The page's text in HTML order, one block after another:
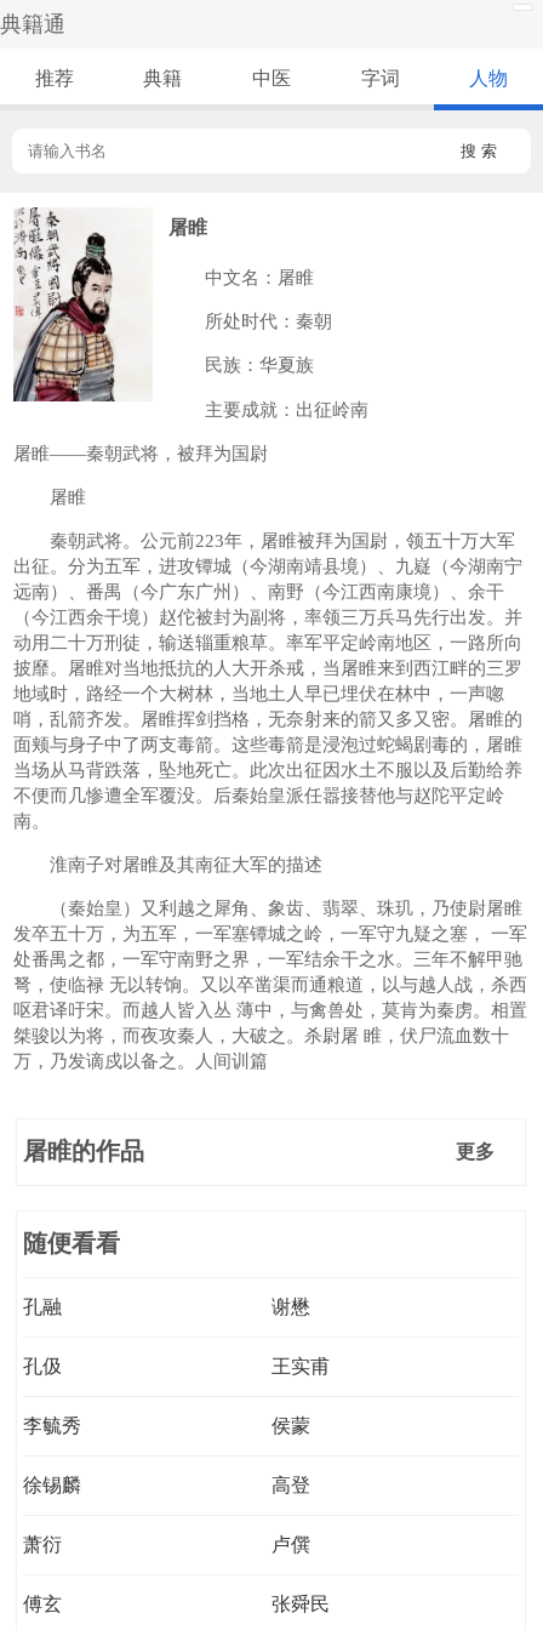
典籍通
推荐 典籍 中医 字词 人物
搜 索
屠睢
中文名：屠睢
所处时代：秦朝
民族：华夏族
主要成就：出征岭南
屠睢——秦朝武将，被拜为国尉
屠睢
秦朝武将。公元前223年，屠睢被拜为国尉，领五十万大军
出征。分为五军，进攻镡城（今湖南靖县境）、九嶷（今湖南宁
远南）、番禺（今广东广州）、南野（今江西南康境）、余干
（今江西余干境）赵佗被封为副将，率领三万兵马先行出发。并
动用二十万刑徒，输送辎重粮草。率军平定岭南地区，一路所向
披靡。屠睢对当地抵抗的人大开杀戒，当屠睢来到西江畔的三罗
地域时，路经一个大树林，当地土人早已埋伏在林中，一声唿
哨，乱箭齐发。屠睢挥剑挡格，无奈射来的箭又多又密。屠睢的
面颊与身子中了两支毒箭。这些毒箭是浸泡过蛇蝎剧毒的，屠睢
当场从马背跌落，坠地死亡。此次出征因水土不服以及后勤给养
不便而几惨遭全军覆没。后秦始皇派任嚣接替他与赵陀平定岭
南。
淮南子对屠睢及其南征大军的描述
（秦始皇）又利越之犀角、象齿、翡翠、珠玑，乃使尉屠睢
发卒五十万，为五军，一军塞镡城之岭，一军守九疑之塞， 一军
处番禺之都，一军守南野之界，一军结余干之水。三年不解甲驰
弩，使临禄 无以转饷。又以卒凿渠而通粮道，以与越人战，杀西
呕君译吁宋。而越人皆入丛 薄中，与禽兽处，莫肯为秦虏。相置
桀骏以为将，而夜攻秦人，大破之。杀尉屠 睢，伏尸流血数十
万，乃发谪戍以备之。人间训篇
屠睢的作品 更多
随便看看
孔融 谢懋
孔伋 王实甫
李毓秀 侯蒙
徐锡麟 高登
萧衍 卢僎
傅玄 张舜民